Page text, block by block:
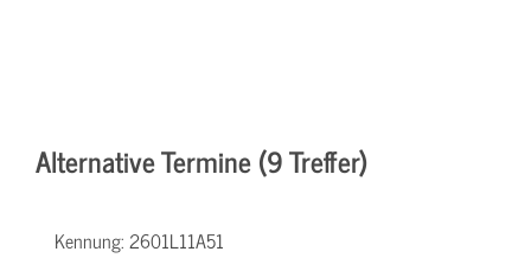
Alternative Termine (9 Treffer)
Kennung:2601L11A51